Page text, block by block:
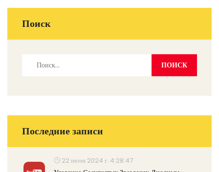
Поиск
Последние записи
22 июня 2024 г. 4:28:47